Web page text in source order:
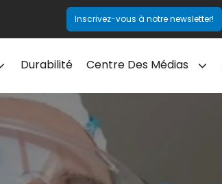
Inscrivez-vous à notre newsletter!
Durabilité Centre Des Médias